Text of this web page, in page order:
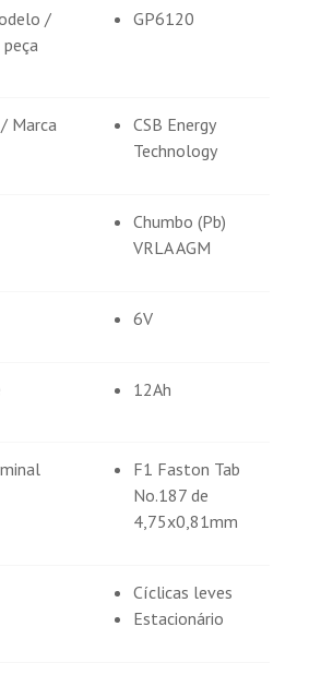
/
GP6120
Marca
CSB Energy
Technology
Chumbo (Pb)
VRLA AGM
6V
12Ah
F1 Faston Tab
No.187 de
4,75x0,81mm
Cíclicas leves
Estacionário